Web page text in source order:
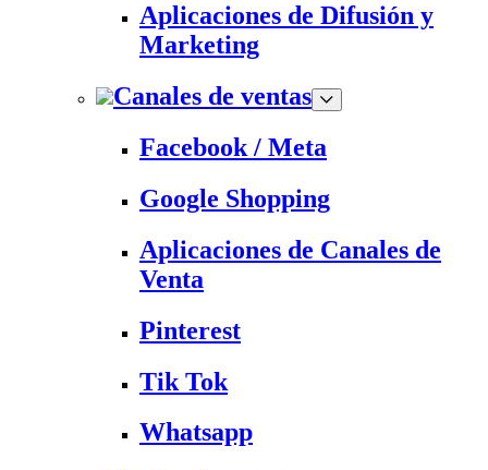
Aplicaciones de Difusión y
Marketing
Canales de ventas
Facebook / Meta
Google Shopping
Aplicaciones de Canales de
Venta
Pinterest
Tik Tok
Whatsapp